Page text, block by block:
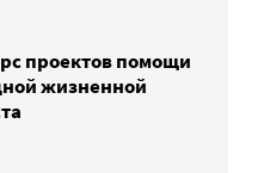
проектов помощи
жизненной